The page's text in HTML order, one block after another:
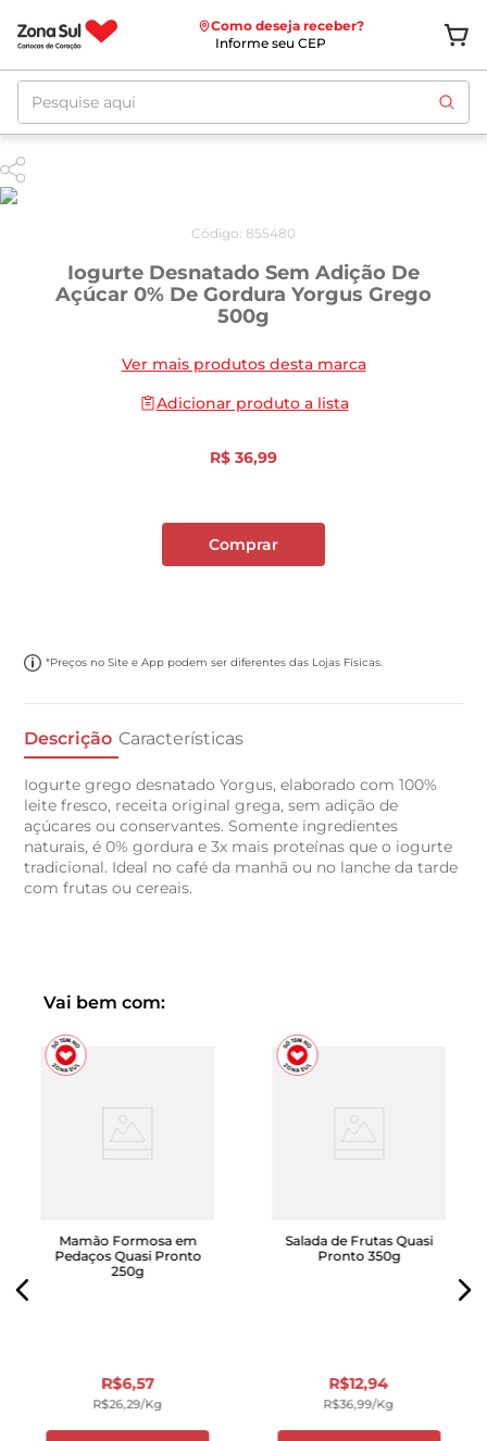
Como deseja receber?
Informe seu CEP
Pesquise aqui
Código: 855480
Iogurte Desnatado Sem Adição De
Açúcar 0% De Gordura Yorgus Grego
500g
Ver mais produtos desta marca
Adicionar produto a lista
R$ 36,99
Comprar
*Preços no Site e App podem ser diferentes das Lojas Físicas.
Descrição Características
Iogurte grego desnatado Yorgus, elaborado com 100%
leite fresco, receita original grega, sem adição de
açúcares ou conservantes. Somente ingredientes
naturais, é 0% gordura e 3x mais proteínas que o iogurte
tradicional. Ideal no café da manhã ou no lanche da tarde
com frutas ou cereais.
Vai bem com:
Mamão Formosa em
Pedaços Quasi Pronto
250g
R$6,57
R$26,29/kg
Salada de Frutas Quasi
Pronto 350g
R$12,94
R$36,99/kg